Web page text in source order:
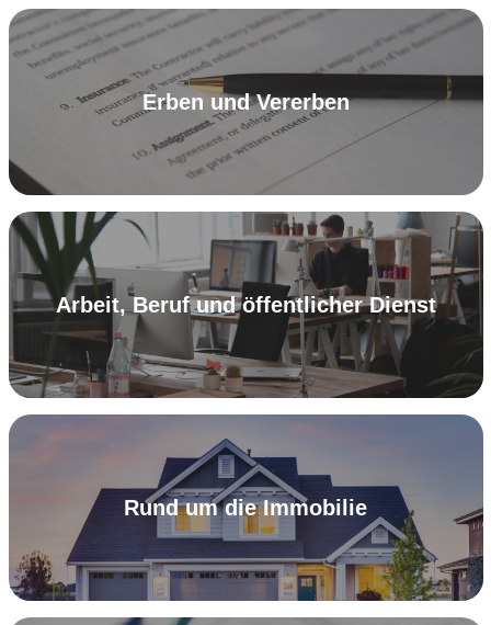
Erben und Vererben
Arbeit, Beruf und öffentlicher Dienst
Rund um die Immobilie